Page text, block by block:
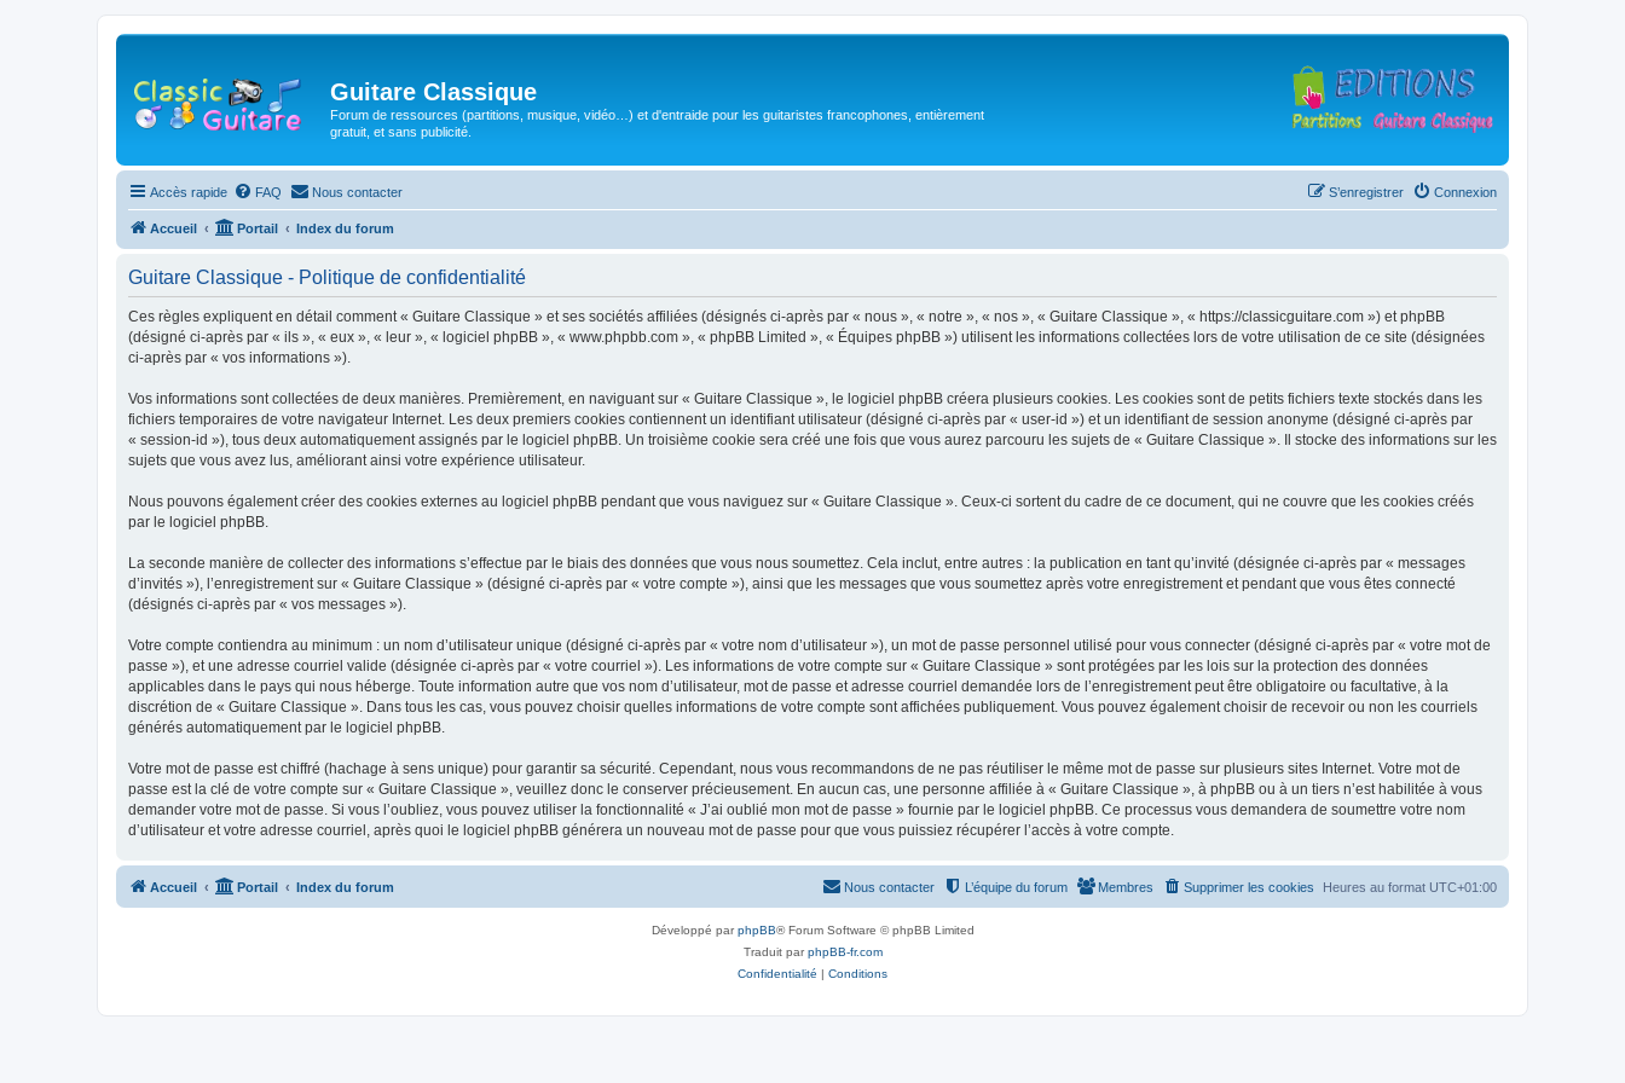
Guitare Classique
Forum de ressources (partitions, musique, vidéo…) et d'entraide pour les guitaristes francophones, entièrement
gratuit, et sans publicité.
Accès rapide FAQ Nous contacter Connexion
S’enregistrer
Accueil Portail Index du forum
Guitare Classique - Politique de confidentialité
Ces règles expliquent en détail comment « Guitare Classique » et ses sociétés affiliées (désignés ci-après par « nous », « notre », « nos », « Guitare Classique », « https://classicguitare.com ») et phpBB
(désigné ci-après par « ils », « eux », « leur », « logiciel phpBB », « www.phpbb.com », « phpBB Limited », « Équipes phpBB ») utilisent les informations collectées lors de votre utilisation de ce site (désignées
ci-après par « vos informations »).
Vos informations sont collectées de deux manières. Premièrement, en naviguant sur « Guitare Classique », le logiciel phpBB créera plusieurs cookies. Les cookies sont de petits fichiers texte stockés dans les
fichiers temporaires de votre navigateur Internet. Les deux premiers cookies contiennent un identifiant utilisateur (désigné ci-après par « user-id ») et un identifiant de session anonyme (désigné ci-après par
« session-id »), tous deux automatiquement assignés par le logiciel phpBB. Un troisième cookie sera créé une fois que vous aurez parcouru les sujets de « Guitare Classique ». Il stocke des informations sur les
sujets que vous avez lus, améliorant ainsi votre expérience utilisateur.
Nous pouvons également créer des cookies externes au logiciel phpBB pendant que vous naviguez sur « Guitare Classique ». Ceux-ci sortent du cadre de ce document, qui ne couvre que les cookies créés
par le logiciel phpBB.
La seconde manière de collecter des informations s’effectue par le biais des données que vous nous soumettez. Cela inclut, entre autres : la publication en tant qu’invité (désignée ci-après par « messages
d’invités »), l’enregistrement sur « Guitare Classique » (désigné ci-après par « votre compte »), ainsi que les messages que vous soumettez après votre enregistrement et pendant que vous êtes connecté
(désignés ci-après par « vos messages »).
Votre compte contiendra au minimum : un nom d’utilisateur unique (désigné ci-après par « votre nom d’utilisateur »), un mot de passe personnel utilisé pour vous connecter (désigné ci-après par « votre mot de
passe »), et une adresse courriel valide (désignée ci-après par « votre courriel »). Les informations de votre compte sur « Guitare Classique » sont protégées par les lois sur la protection des données
applicables dans le pays qui nous héberge. Toute information autre que vos nom d’utilisateur, mot de passe et adresse courriel demandée lors de l’enregistrement peut être obligatoire ou facultative, à la
discrétion de « Guitare Classique ». Dans tous les cas, vous pouvez choisir quelles informations de votre compte sont affichées publiquement. Vous pouvez également choisir de recevoir ou non les courriels
générés automatiquement par le logiciel phpBB.
Votre mot de passe est chiffré (hachage à sens unique) pour garantir sa sécurité. Cependant, nous vous recommandons de ne pas réutiliser le même mot de passe sur plusieurs sites Internet. Votre mot de
passe est la clé de votre compte sur « Guitare Classique », veuillez donc le conserver précieusement. En aucun cas, une personne affiliée à « Guitare Classique », à phpBB ou à un tiers n’est habilitée à vous
demander votre mot de passe. Si vous l’oubliez, vous pouvez utiliser la fonctionnalité « J’ai oublié mon mot de passe » fournie par le logiciel phpBB. Ce processus vous demandera de soumettre votre nom
d’utilisateur et votre adresse courriel, après quoi le logiciel phpBB générera un nouveau mot de passe pour que vous puissiez récupérer l’accès à votre compte.
Accueil Portail Index du forum Heures au format UTC+01:00
Supprimer les cookies
Membres
L’équipe du forum
Nous contacter
Développé parphpBB® Forum Software © phpBB Limited
Traduit parphpBB-fr.com
Confidentialité | Conditions